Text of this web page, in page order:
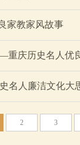
家教家风故事
庆历史名人优
名人廉洁文化大
2 3